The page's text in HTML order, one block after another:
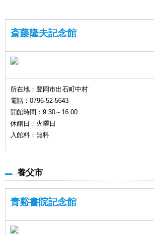
斎藤隆夫記念館
所在地：豊岡市出石町中村
電話：0796-52-5643
開館時間：9:30～16:00
休館日：火曜日
入館料：無料
養父市
青谿書院記念館